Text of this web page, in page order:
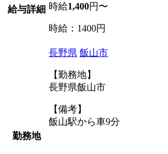
給与詳細 時給1,400円〜
時給：1400円
勤務地
長野県 飯山市
【勤務地】
長野県飯山市
【備考】
飯山駅から車9分